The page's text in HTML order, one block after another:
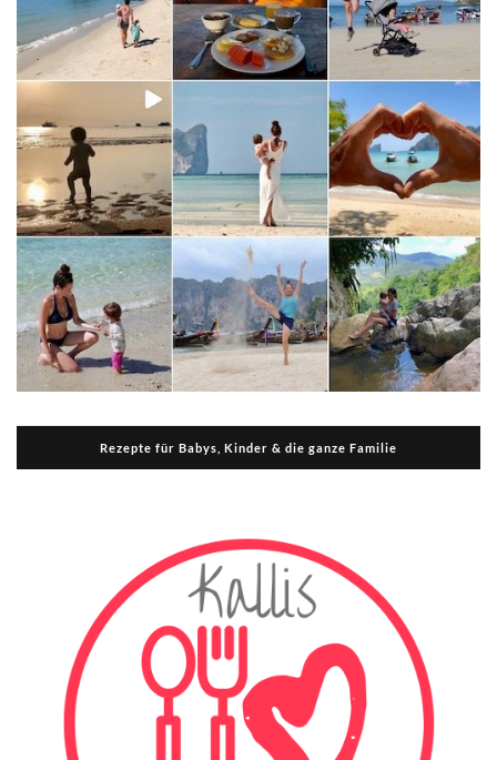
Rezepte für Babys, Kinder & die ganze Familie